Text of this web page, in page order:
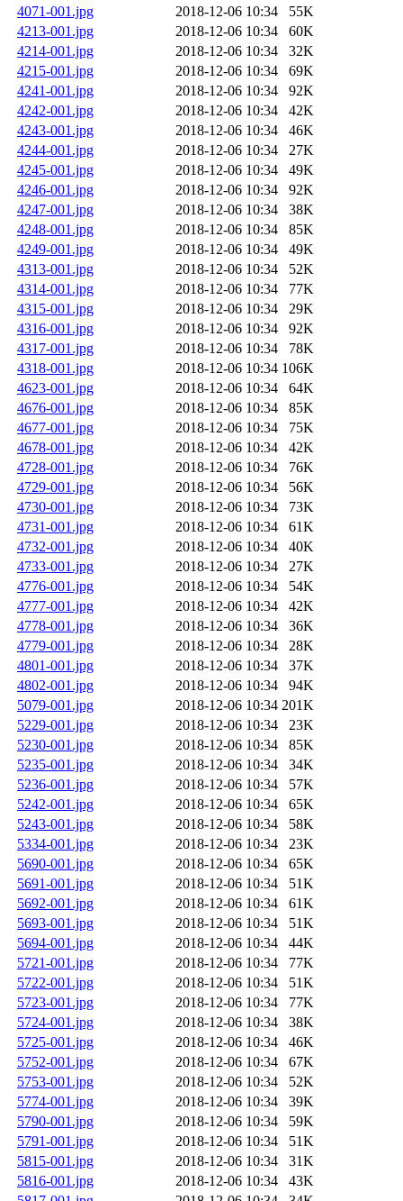
4071-001.jpg
2018-12-06 10:34
55K
4213-001.jpg
2018-12-06 10:34
60K
4214-001.jpg
2018-12-06 10:34
32K
4215-001.jpg
2018-12-06 10:34
69K
4241-001.jpg
2018-12-06 10:34
92K
4242-001.jpg
2018-12-06 10:34
42K
4243-001.jpg
2018-12-06 10:34
46K
4244-001.jpg
2018-12-06 10:34
27K
4245-001.jpg
2018-12-06 10:34
49K
4246-001.jpg
2018-12-06 10:34
92K
4247-001.jpg
2018-12-06 10:34
38K
4248-001.jpg
2018-12-06 10:34
85K
4249-001.jpg
2018-12-06 10:34
49K
4313-001.jpg
2018-12-06 10:34
52K
4314-001.jpg
2018-12-06 10:34
77K
4315-001.jpg
2018-12-06 10:34
29K
4316-001.jpg
2018-12-06 10:34
92K
4317-001.jpg
2018-12-06 10:34
78K
4318-001.jpg
2018-12-06 10:34 106K
4623-001.jpg
2018-12-06 10:34
64K
4676-001.jpg
2018-12-06 10:34
85K
4677-001.jpg
2018-12-06 10:34
75K
4678-001.jpg
2018-12-06 10:34
42K
4728-001.jpg
2018-12-06 10:34
76K
4729-001.jpg
2018-12-06 10:34
56K
4730-001.jpg
2018-12-06 10:34
73K
4731-001.jpg
2018-12-06 10:34
61K
4732-001.jpg
2018-12-06 10:34
40K
4733-001.jpg
2018-12-06 10:34
27K
4776-001.jpg
2018-12-06 10:34
54K
4777-001.jpg
2018-12-06 10:34
42K
4778-001.jpg
2018-12-06 10:34
36K
4779-001.jpg
2018-12-06 10:34
28K
4801-001.jpg
2018-12-06 10:34
37K
4802-001.jpg
2018-12-06 10:34
94K
5079-001.jpg
2018-12-06 10:34 201K
5229-001.jpg
2018-12-06 10:34
23K
5230-001.jpg
2018-12-06 10:34
85K
5235-001.jpg
2018-12-06 10:34
34K
5236-001.jpg
2018-12-06 10:34
57K
5242-001.jpg
2018-12-06 10:34
65K
5243-001.jpg
2018-12-06 10:34
58K
5334-001.jpg
2018-12-06 10:34
23K
5690-001.jpg
2018-12-06 10:34
65K
5691-001.jpg
2018-12-06 10:34
51K
5692-001.jpg
2018-12-06 10:34
61K
5693-001.jpg
2018-12-06 10:34
51K
5694-001.jpg
2018-12-06 10:34
44K
5721-001.jpg
2018-12-06 10:34
77K
5722-001.jpg
2018-12-06 10:34
51K
5723-001.jpg
2018-12-06 10:34
77K
5724-001.jpg
2018-12-06 10:34
38K
5725-001.jpg
2018-12-06 10:34
46K
5752-001.jpg
2018-12-06 10:34
67K
5753-001.jpg
2018-12-06 10:34
52K
5774-001.jpg
2018-12-06 10:34
39K
5790-001.jpg
2018-12-06 10:34
59K
5791-001.jpg
2018-12-06 10:34
51K
5815-001.jpg
2018-12-06 10:34
31K
5816-001.jpg
2018-12-06 10:34
43K